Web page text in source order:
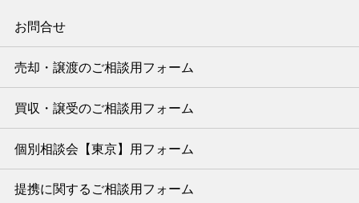
お問合せ
売却・譲渡のご相談用フォーム
買収・譲受のご相談用フォーム
個別相談会【東京】用フォーム
提携に関するご相談用フォーム